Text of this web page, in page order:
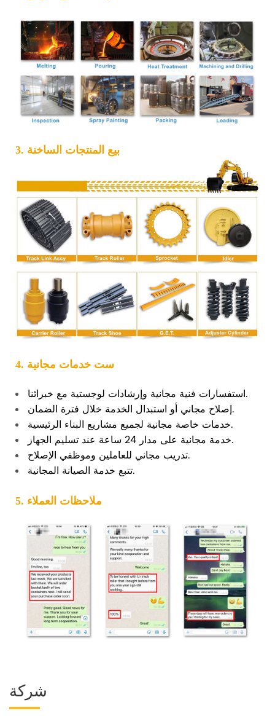
3. بيع المنتجات الساخنة
4. ست خدمات مجانية
استفسارات فنية مجانية وإرشادات لوجستية مع خبرائنا.
إصلاح مجاني أو استبدال الخدمة خلال فترة الضمان.
خدمات خاصة مجانية لجميع مشاريع البناء الرئيسية.
خدمة مجانية على مدار 24 ساعة عند تسليم الجهاز.
تدريب مجاني للعاملين وموظفي الإصلاح.
تتبع خدمة الصيانة المجانية.
5. ملاحظات العملاء
شركة